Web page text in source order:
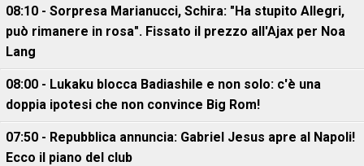
08:10 - Sorpresa Marianucci, Schira: "Ha stupito Allegri,
può rimanere in rosa". Fissato il prezzo all'Ajax per Noa
Lang
08:00 - Lukaku blocca Badiashile e non solo: c'è una
doppia ipotesi che non convince Big Rom!
07:50 - Repubblica annuncia: Gabriel Jesus apre al Napoli!
Ecco il piano del club